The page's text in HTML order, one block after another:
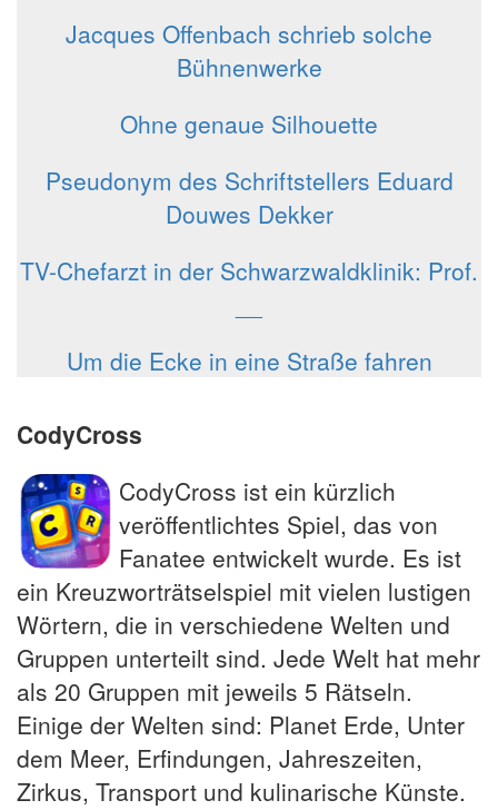
Jacques Offenbach schrieb solche
Bühnenwerke
Ohne genaue Silhouette
Pseudonym des Schriftstellers Eduard
Douwes Dekker
TV-Chefarzt in der Schwarzwaldklinik: Prof.
Um die Ecke in eine Straße fahren
CodyCross
CodyCross ist ein kürzlich
veröffentlichtes Spiel, das von
Fanatee entwickelt wurde. Es ist
ein Kreuzworträtselspiel mit vielen lustigen
Wörtern, die in verschiedene Welten und
Gruppen unterteilt sind. Jede Welt hat mehr
als 20 Gruppen mit jeweils 5 Rätseln.
Einige der Welten sind: Planet Erde, Unter
dem Meer, Erfindungen, Jahreszeiten,
Zirkus, Transport und kulinarische Künste.